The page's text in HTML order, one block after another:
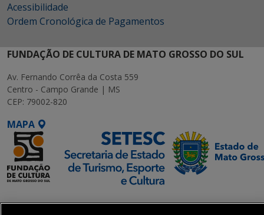
Acessibilidade
Ordem Cronológica de Pagamentos
FUNDAÇÃO DE CULTURA DE MATO GROSSO DO SUL
Av. Fernando Corrêa da Costa 559
Centro - Campo Grande | MS
CEP: 79002-820
MAPA